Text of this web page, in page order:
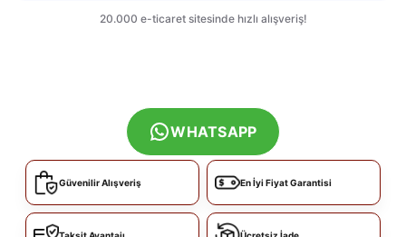
WHATSAPP
Güvenilir Alışveriş En İyi Fiyat Garantisi